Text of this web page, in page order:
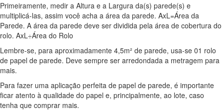
Primeiramente, medir a Altura e a Largura da(s) parede(s) e
multiplicá-las, assim você acha a área da parede. AxL=Área da
Parede. A área da parede deve ser dividida pela área de cobertura do
rolo. AxL÷Área do Rolo
Lembre-se, para aproximadamente 4,5m² de parede, usa-se 01 rolo
de papel de parede. Deve sempre ser arredondada a metragem para
mais.
Para fazer uma aplicação perfeita de papel de parede, é importante
ficar atento à qualidade do papel e, principalmente, ao lote, caso
tenha que comprar mais.